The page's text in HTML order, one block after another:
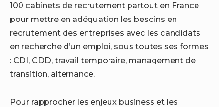
100 cabinets de recrutement partout en France
pour mettre en adéquation les besoins en
recrutement des entreprises avec les candidats
en recherche d’un emploi, sous toutes ses formes
: CDI, CDD, travail temporaire, management de
transition, alternance.
Pour rapprocher les enjeux business et les